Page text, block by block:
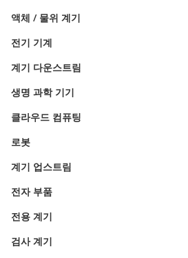
액체 / 물위 계기
전기 기계
계기 다운스트림
생명 과학 기기
클라우드 컴퓨팅
로봇
계기 업스트림
전자 부품
전용 계기
검사 계기